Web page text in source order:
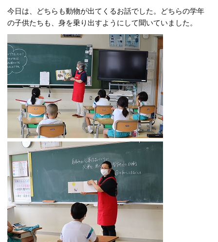
今日は、どちらも動物が出てくるお話でした。どちらの学年
の子供たちも、身を乗り出すようにして聞いていました。